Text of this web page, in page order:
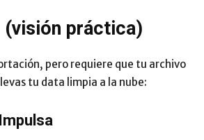
(visión práctica)
pero requiere que tu archivo
tu data limpia a la nube: